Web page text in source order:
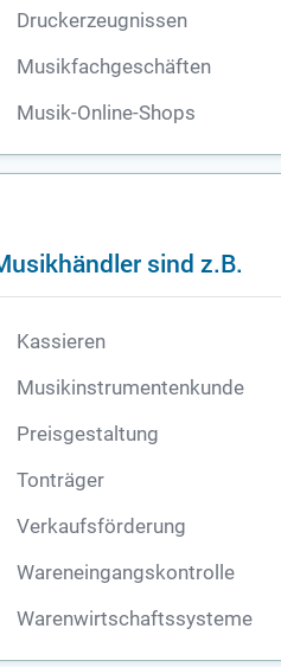
Druckerzeugnissen
Musikfachgeschäften
Musik-Online-Shops
sind z.B.
Kassieren
Musikinstrumentenkunde
Preisgestaltung
Tonträger
Verkaufsförderung
Wareneingangskontrolle
Warenwirtschaftssysteme